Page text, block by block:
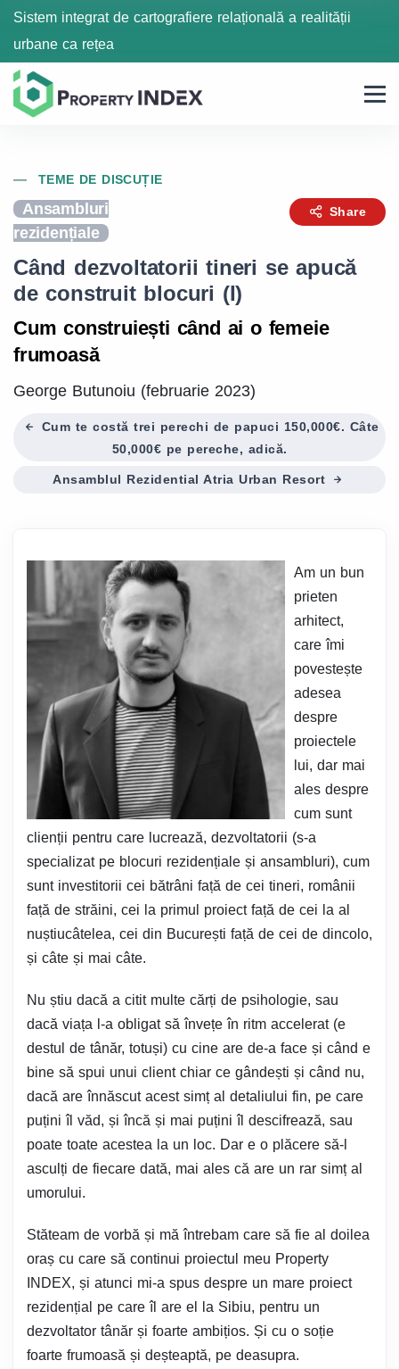
Sistem integrat de cartografiere relațională a realității
urbane ca rețea
TEME DE DISCUȚIE
Ansambluri
rezidențiale
Share
Când dezvoltatorii tineri se apucă
de construit blocuri (I)
Cum construiești când ai o femeie
frumoasă
George Butunoiu (februarie 2023)
Cum te costă trei perechi de papuci 150,000€. Câte
50,000€ pe pereche, adică.
Ansamblul Rezidential Atria Urban Resort
Am un bun
prieten
arhitect,
care îmi
povestește
adesea
despre
proiectele
lui, dar mai
ales despre
cum sunt
clienții pentru care lucrează, dezvoltatorii (s-a
specializat pe blocuri rezidențiale și ansambluri), cum
sunt investitorii cei bătrâni față de cei tineri, românii
față de străini, cei la primul proiect față de cei la al
nuștiucâtelea, cei din București față de cei de dincolo,
și câte și mai câte.
Nu știu dacă a citit multe cărți de psihologie, sau
dacă viața l-a obligat să învețe în ritm accelerat (e
destul de tânăr, totuși) cu cine are de-a face și când e
bine să spui unui client chiar ce gândești și când nu,
dacă are înnăscut acest simț al detaliului fin, pe care
puțini îl văd, și încă și mai puțini îl descifrează, sau
poate toate acestea la un loc. Dar e o plăcere să-l
asculți de fiecare dată, mai ales că are un rar simț al
umorului.
Stăteam de vorbă și mă întrebam care să fie al doilea
oraș cu care să continui proiectul meu Property
INDEX, și atunci mi-a spus despre un mare proiect
rezidențial pe care îl are el la Sibiu, pentru un
dezvoltator tânăr și foarte ambițios. Și cu o soție
foarte frumoasă și deșteaptă, pe deasupra.